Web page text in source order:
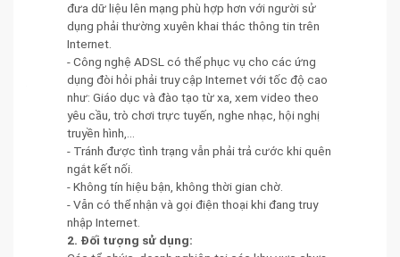
đưa dữ liệu lên mạng phù hợp hơn với người sử
dụng phải thường xuyên khai thác thông tin trên
Internet.
- Công nghệ ADSL có thể phục vụ cho các ứng
dụng đòi hỏi phải truy cập Internet với tốc độ cao
như: Giáo dục và đào tạo từ xa, xem video theo
yêu cầu, trò chơi trực tuyến, nghe nhạc, hội nghị
truyền hình,...
- Tránh được tình trạng vẫn phải trả cước khi quên
ngắt kết nối.
- Không tín hiệu bận, không thời gian chờ.
- Vẫn có thể nhận và gọi điện thoại khi đang truy
nhập Internet.
2. Đối tượng sử dụng: